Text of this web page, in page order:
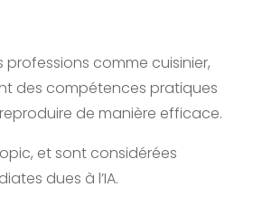
comme cuisinier,
des compétences pratiques
de manière efficace.
et sont considérées
dues à l’IA.